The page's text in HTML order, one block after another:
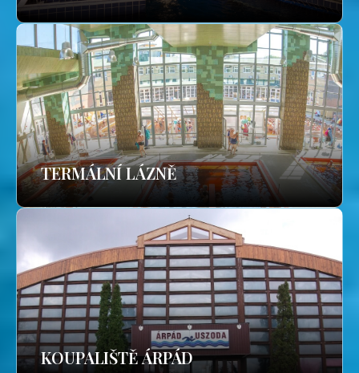
TERMÁLNÍ LÁZNĚ
KOUPALIŠTĚ ÁRPÁD